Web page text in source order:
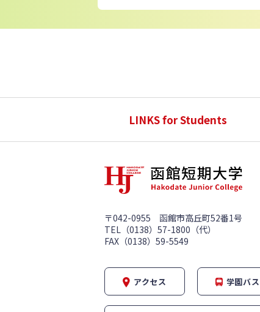
LINKS for Students
〒042-0955 函館市高丘町52番1号
TEL（0138）57-1800（代）
FAX（0138）59-5549
アクセス 学園バス